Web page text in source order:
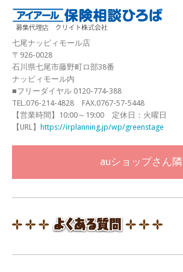
七尾ナッピィモール店
〒926-0028
石川県七尾市藤野町ロ部38番
ナッピィモール内
■フリーダイヤル 0120-774-388
TEL.076-214-4828 FAX.0767-57-5448
【営業時間】10:00～19:00 定休日：火曜日
【URL】 https://irplanning.jp/wp/greenstage
auショップさん隣